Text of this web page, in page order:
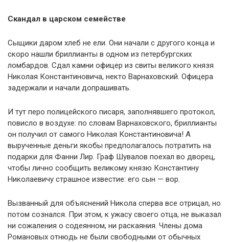
Скандал в царском семействе
Сыщики даром хлеб не ели. Они начали с другого конца и
скоро нашли бриллианты в одном из петербургских
ломбардов. Сдал камни офицер из свиты великого князя
Николая Константиновича, некто Варнаховский. Офицера
задержали и начали допрашивать.
И тут перо полицейского писаря, заполнявшего протокол,
повисло в воздухе: по словам Варнаховского, бриллианты
он получил от самого Николая Константиновича! А
вырученные деньги якобы предполагалось потратить на
подарки для Фанни Лир. Граф Шувалов поехал во дворец,
чтобы лично сообщить великому князю Константину
Николаевичу страшное известие: его сын — вор.
Вызванный для объяснений Никола сперва все отрицал, но
потом сознался. При этом, к ужасу своего отца, не выказал
ни сожаления о содеянном, ни раскаяния. Члены дома
Романовых отнюдь не были свободными от обычных